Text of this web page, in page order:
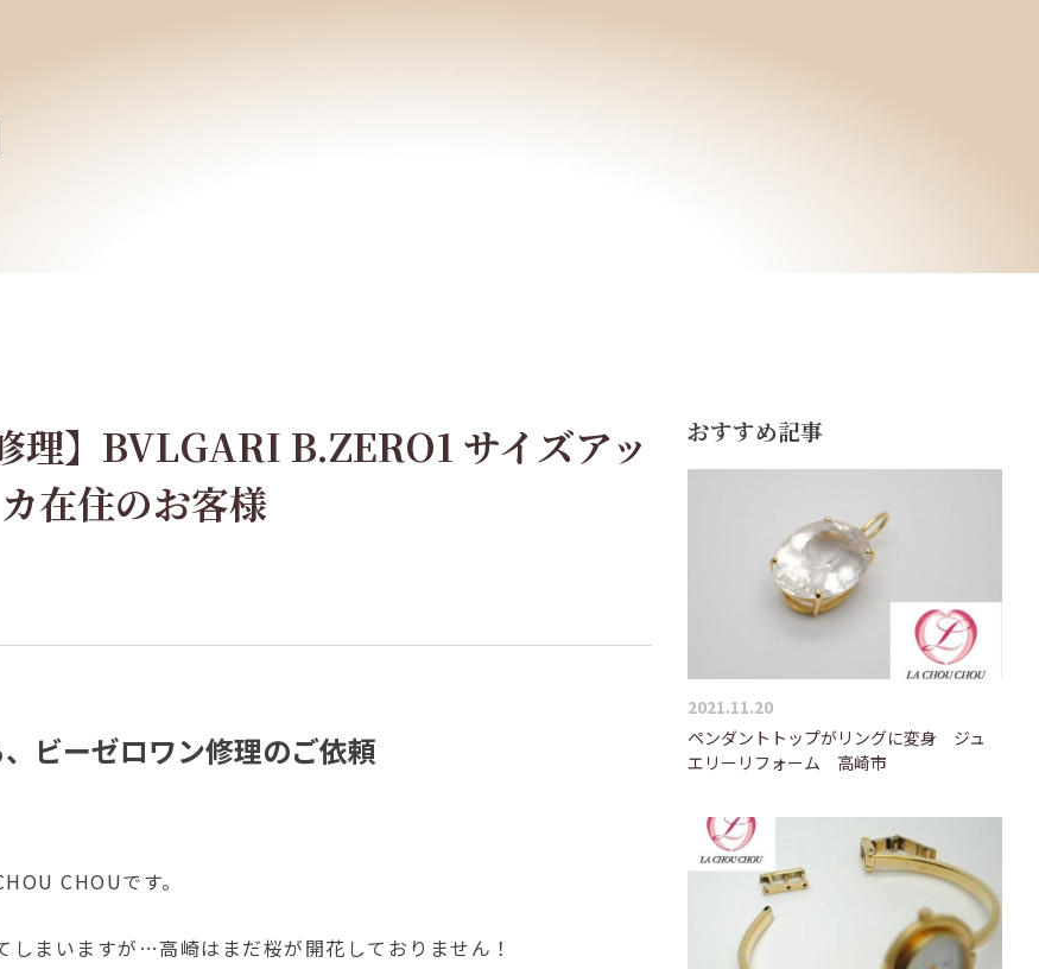
理】BVLGARI B.ZERO1 サイズアッ
在住のお客様
ビーゼロワン修理のご依頼
CHOUです。
しまいますが…高崎はまだ桜が開花しておりません！
おすすめ記事
2021.11.20
ペンダントトップがリングに変身 ジュ
エリーリフォーム 高崎市